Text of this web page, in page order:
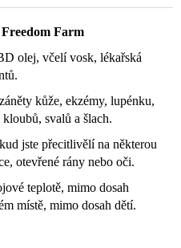
Farm
olej, včelí vosk, lékařská
kůže, ekzémy, lupénku,
svalů a šlach.
jste přecitlivělí na některou
otevřené rány nebo oči.
teplotě, mimo dosah
místě, mimo dosah dětí.